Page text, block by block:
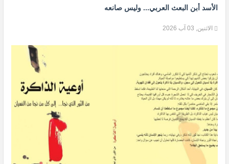
الأسد أبن البعث العربي... وليس صانعه
الاثنين, 03 آب 2026